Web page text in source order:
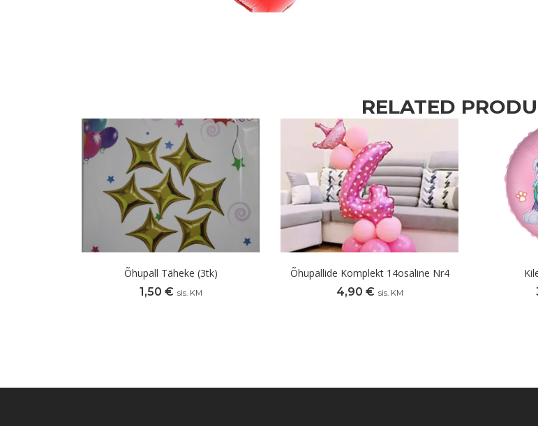
RELATED
Õhupall Täheke (3tk)
1,50 € sis. KM
Õhupallide Komplekt 14osaline Nr4
4,90 € sis. KM